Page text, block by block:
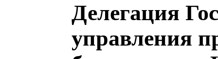
Делегация
управления